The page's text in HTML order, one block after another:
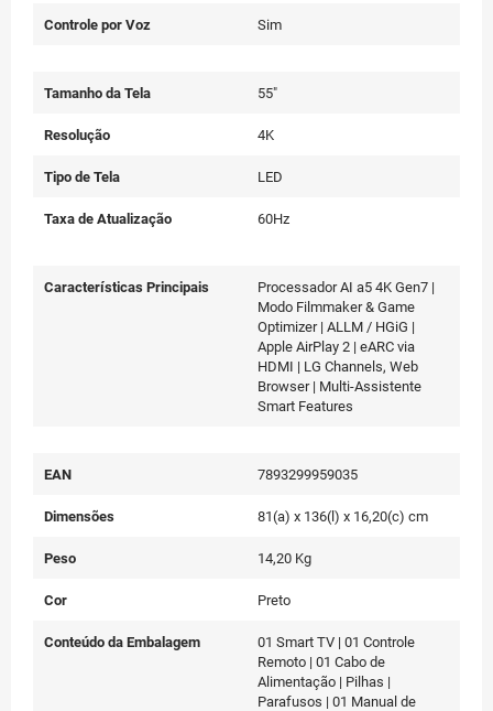
Controle por Voz Sim
Tamanho da Tela 55"
Resolução 4K
Tipo de Tela LED
Taxa de Atualização 60Hz
Características Principais
Processador AI a5 4K Gen7 |
Modo Filmmaker & Game
Optimizer | ALLM / HGiG |
Apple AirPlay 2 | eARC via
HDMI | LG Channels, Web
Browser | Multi-Assistente
Smart Features
EAN 7893299959035
Dimensões 81(a) x 136(l) x 16,20(c) cm
Peso 14,20 Kg
Cor Preto
Conteúdo da Embalagem
01 Smart TV | 01 Controle
Remoto | 01 Cabo de
Alimentação | Pilhas |
Parafusos | 01 Manual de